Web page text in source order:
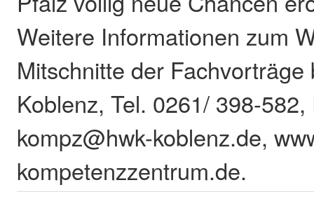
Weitere Informationen zum
Mitschnitte der Fachvorträge
Koblenz, Tel. 0261/ 398-
kompz@hwk-koblenz.de,
kompetenzzentrum.de.